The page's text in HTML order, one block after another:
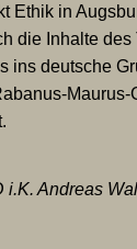
Ethik in
die Inhalte
ins deutsche
i.K. Andreas